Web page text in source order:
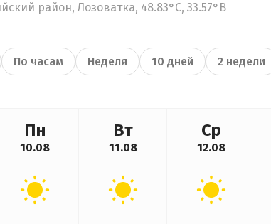
район, Лозоватка, 48.83°С, 33.57°В
По часам Неделя 10 дней 2 недели
Пн
10.08
Вт
11.08
Ср
12.08